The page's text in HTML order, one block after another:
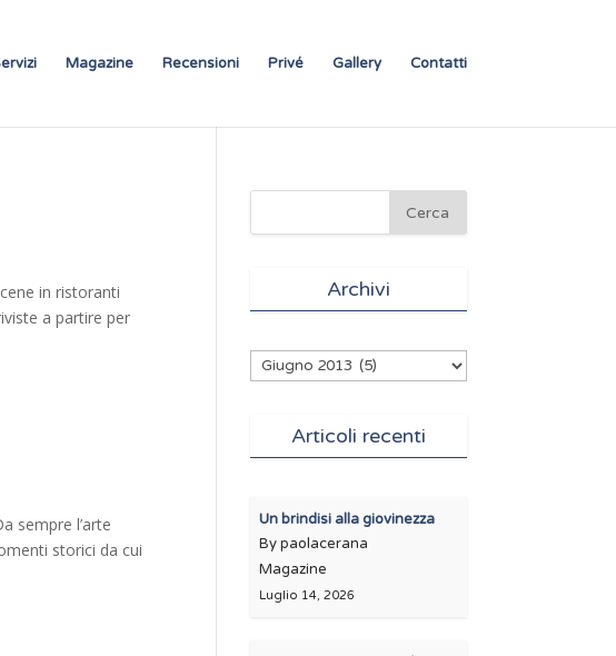
Magazine Recensioni Privé Gallery Contatti
in ristoranti
a partire per
sempre l’arte
storici da cui
Archivi
Archivi
Articoli recenti
Un brindisi alla giovinezza
By paolacerana
Magazine
Luglio 14, 2026